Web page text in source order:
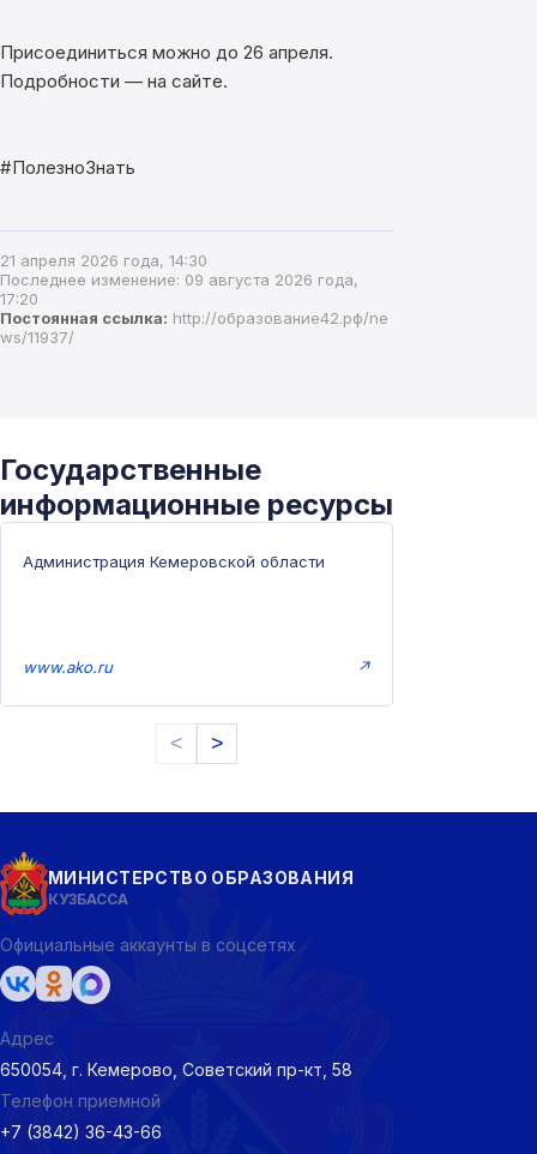
Присоединиться можно до 26 апреля.
Подробности — на сайте.
#ПолезноЗнать
21 апреля 2026 года, 14:30
Последнее изменение: 09 августа 2026 года,
17:20
Постоянная ссылка: http://образование42.рф/ne
ws/11937/
Государственные
информационные ресурсы
Администрация Кемеровской области
www.ako.ru ↗
< >
МИНИСТЕРСТВО ОБРАЗОВАНИЯ
КУЗБАССА
Официальные аккаунты в соцсетях
Телефон приемной
+7 (3842) 36-43-66
Адрес
650054, г. Кемерово, Советский пр-кт, 58